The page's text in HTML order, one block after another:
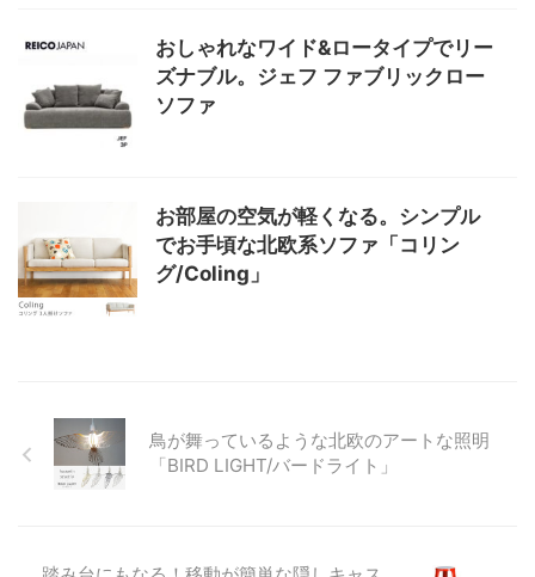
おしゃれなワイド&ロータイプでリー
ズナブル。ジェフ ファブリックロー
ソファ
お部屋の空気が軽くなる。シンプル
でお手頃な北欧系ソファ「コリン
グ/Coling」
鳥が舞っているような北欧のアートな照明
「BIRD LIGHT/バードライト」